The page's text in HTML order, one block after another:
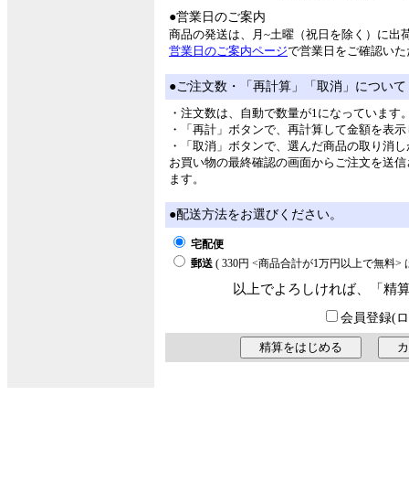
●営業日のご案内
商品の発送は、月~土曜（祝日を除く）に出
営業日のご案内ページで営業日をご確認い
●ご注文数・「再計算」「取消」について
・注文数は、自動で数量が1になっていま
・「再計」ボタンで、再計算して金額を表
・「取消」ボタンで、選んだ商品の取り消
お買い物の最終確認の画面からご注文を送
ます。
●配送方法をお選びください。
宅配便
郵送 ( 330円 <商品合計が1万円以上で無料>
以上でよろしければ、「精
会員登録(